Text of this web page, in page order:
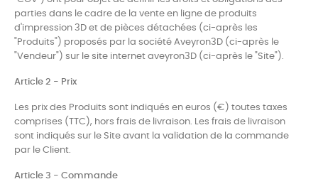
parties dans le cadre de la vente en ligne de produits
d'impression 3D et de pièces détachées (ci-après les
"Produits") proposés par la société Aveyron3D (ci-après le
"Vendeur") sur le site internet aveyron3D (ci-après le "Site").
Article 2 - Prix
Les prix des Produits sont indiqués en euros (€) toutes taxes
comprises (TTC), hors frais de livraison. Les frais de livraison
sont indiqués sur le Site avant la validation de la commande
par le Client.
Article 3 - Commande